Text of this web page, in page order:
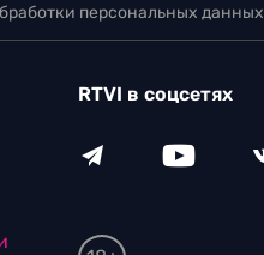
персональных данных
RTVI в соцсетях